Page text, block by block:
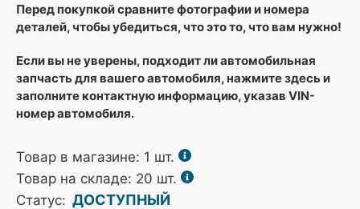
Перед покупкой сравните фотографии и номера
деталей, чтобы убедиться, что это то, что вам нужно!
Если вы не уверены, подходит ли автомобильная
запчасть для вашего автомобиля, нажмите здесь и
заполните контактную информацию, указав VIN-
номер автомобиля.
Товар в магазине: 1 шт.
Товар на складе: 20 шт.
Статус: ДОСТУПНЫЙ